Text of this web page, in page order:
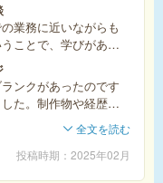
業務に近いながらも
ことで、学びがあり
ンクがあったのです
た。制作物や経歴等
と思います。業務に
。
全文を読む
投稿時期 2025年02月